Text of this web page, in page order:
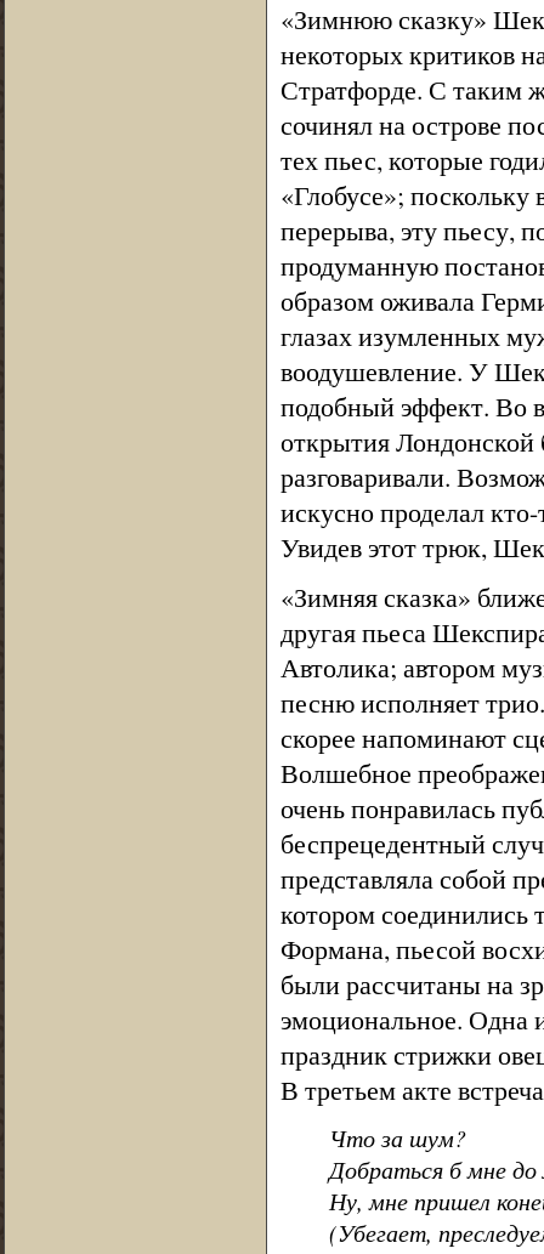
«Зимнюю сказку»
некоторых критиков
Стратфорде. С таким
сочинял на острове
тех пьес, которые
«Глобусе»; поскольку
перерыва, эту пьесу,
продуманную
образом оживала
глазах изумленных
воодушевление. У
подобный эффект. Во
открытия Лондонской
разговаривали.
искусно проделал
Увидев этот трюк,
«Зимняя сказка»
другая пьеса
Автолика; автором
песню исполняет
скорее напоминают
Волшебное
очень понравилась
беспрецедентный
представляла собой
котором соединились
Формана, пьесой
были рассчитаны на
эмоциональное. Одна
праздник стрижки
В третьем акте
Что за шум?
Добраться б мне до
Ну, мне пришел
(Убегает,